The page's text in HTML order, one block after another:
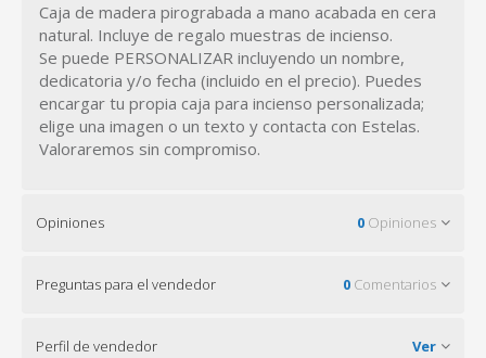
Caja de madera pirograbada a mano acabada en cera
natural. Incluye de regalo muestras de incienso.
Se puede PERSONALIZAR incluyendo un nombre,
dedicatoria y/o fecha (incluido en el precio). Puedes
encargar tu propia caja para incienso personalizada;
elige una imagen o un texto y contacta con Estelas.
Valoraremos sin compromiso.
Opiniones 0 Opiniones
Preguntas para el vendedor 0 Comentarios
Perfil de vendedor Ver